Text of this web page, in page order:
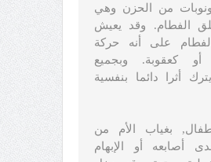
ونوبات من الحزن وهي
الفطام. وقد يعيش
على أنه حركة
أو كعقوبة. وبجميع
يترك أثرا دائما بنفسية
بغياب الأم من
أصابعه أو الإبهام